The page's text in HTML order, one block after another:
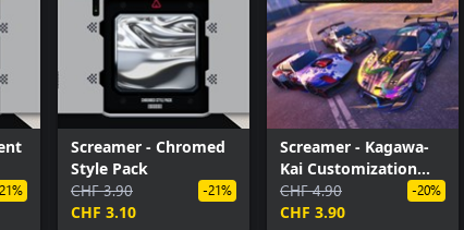
Screamer - Chromed
Style Pack
CHF 3.90
CHF 3.10
-21%
Screamer - Kagawa-
Kai Customization
Pack
CHF 4.90
CHF 3.90
-20%